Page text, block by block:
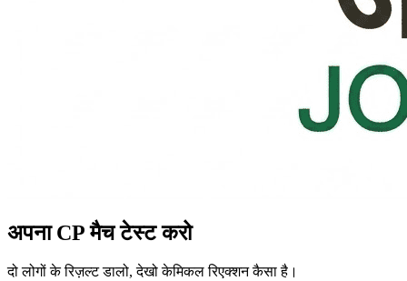
अपना CP मैच टेस्ट करो
दो लोगों के रिज़ल्ट डालो, देखो केमिकल रिएक्शन कैसा है।